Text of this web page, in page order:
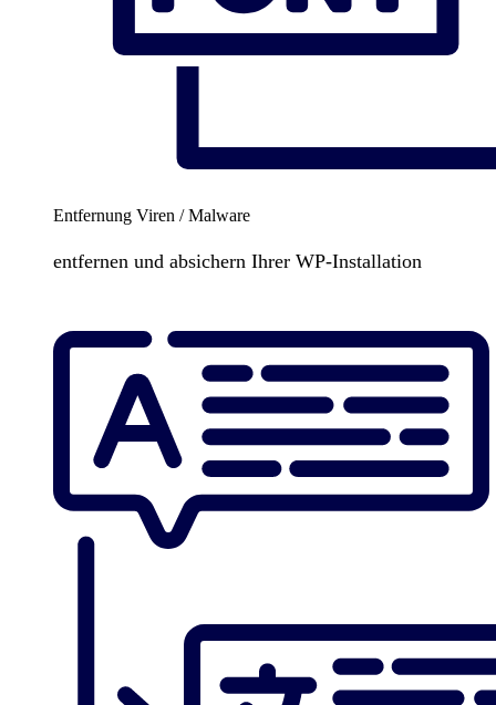
Entfernung Viren / Malware
entfernen und absichern Ihrer WP-Installation